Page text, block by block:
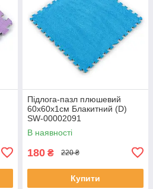
Підлога-пазл плюшевий
60х60х1см Блакитний (D)
SW-00002091
В наявності
180 ₴ 220 ₴
Купити